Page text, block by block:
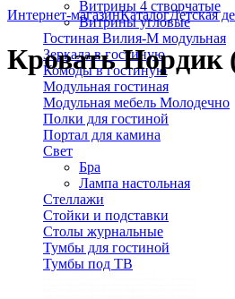
Витрины 4 створчатые
Витрины угловые
Гостиная Вилия-М модульная
Зеркала в гостиную
Комоды в гостиную
Модульная гостиная
Модульная мебель Молодечно
Полки для гостиной
Портал для камина
Свет
Бра
Лампа настольная
Стеллажи
Стойки и подставки
Столы журнальные
Тумбы для гостиной
Тумбы под ТВ
Интернет-магазинКаталогДетская
Кровать Нордик